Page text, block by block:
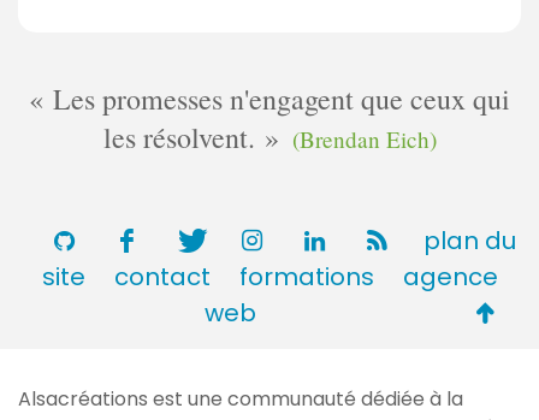
Les promesses n'engagent que ceux qui
les résolvent.
(Brendan Eich)
plan du
site
contact formations
agence
web
Alsacréations est une communauté dédiée à la